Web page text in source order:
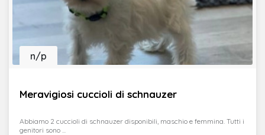
Meravigiosi cuccioli di schnauzer
n/p
Abbiamo 2 cuccioli di schnauzer disponibili, maschio e femmina. Tutti i
genitori sono ...